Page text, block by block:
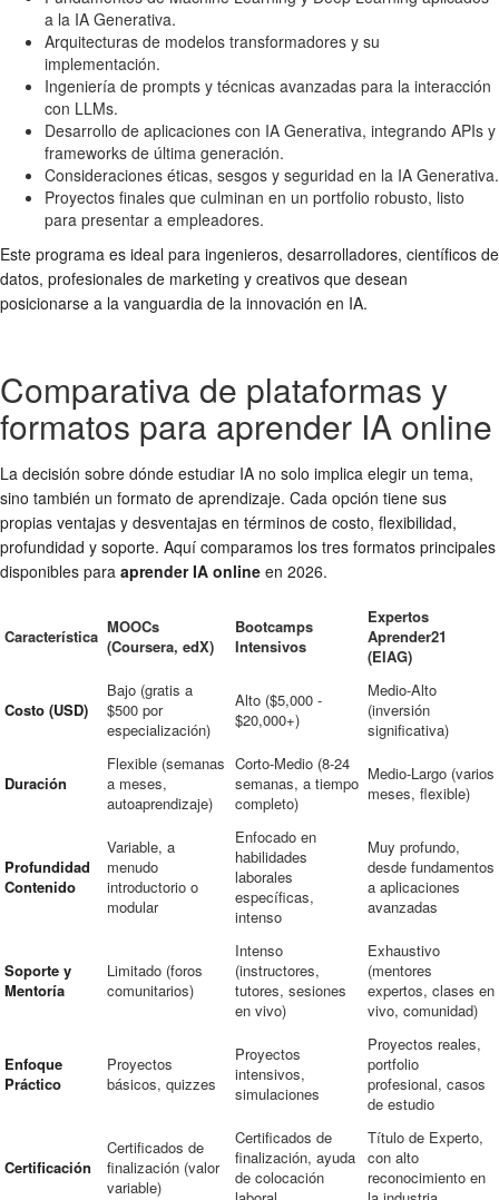
a la IA Generativa.
Arquitecturas de modelos transformadores y su
implementación.
Ingeniería de prompts y técnicas avanzadas para la interacción
con LLMs.
Desarrollo de aplicaciones con IA Generativa, integrando APIs y
frameworks de última generación.
Consideraciones éticas, sesgos y seguridad en la IA Generativa.
Proyectos finales que culminan en un portfolio robusto, listo
para presentar a empleadores.
Este programa es ideal para ingenieros, desarrolladores, científicos de
datos, profesionales de marketing y creativos que desean
posicionarse a la vanguardia de la innovación en IA.
Comparativa de plataformas y
formatos para aprender IA online
La decisión sobre dónde estudiar IA no solo implica elegir un tema,
sino también un formato de aprendizaje. Cada opción tiene sus
propias ventajas y desventajas en términos de costo, flexibilidad,
profundidad y soporte. Aquí comparamos los tres formatos principales
disponibles para aprender IA online en 2026.
Característica MOOCs
(Coursera, edX)
Bootcamps
Intensivos
Expertos
Aprender21
(EIAG)
Costo (USD)
Bajo (gratis a
$500 por
especialización)
Alto ($5,000 -
$20,000+)
Medio-Alto
(inversión
significativa)
Duración
Flexible (semanas
a meses,
autoaprendizaje)
Corto-Medio (8-24
semanas, a tiempo
completo)
Medio-Largo (varios
meses, flexible)
Profundidad
Contenido
Variable, a
menudo
introductorio o
modular
Enfocado en
habilidades
laborales
específicas,
intenso
Muy profundo,
desde fundamentos
a aplicaciones
avanzadas
Soporte y
Mentoría
Limitado (foros
comunitarios)
Intenso
(instructores,
tutores, sesiones
en vivo)
Exhaustivo
(mentores
expertos, clases en
vivo, comunidad)
Enfoque
Práctico
Proyectos
básicos, quizzes
Proyectos
intensivos,
simulaciones
Proyectos reales,
portfolio
profesional, casos
de estudio
Certificación
Certificados de
finalización (valor
variable)
Certificados de
finalización, ayuda
de colocación
Título de Experto,
con alto
reconocimiento en